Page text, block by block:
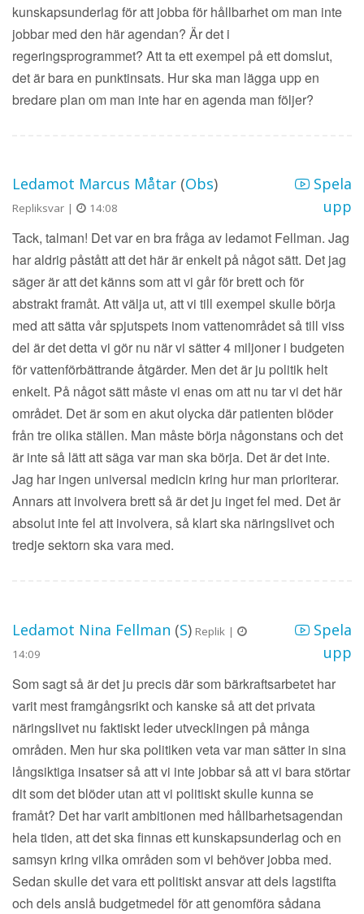
kunskapsunderlag för att jobba för hållbarhet om man inte
jobbar med den här agendan? Är det i
regeringsprogrammet? Att ta ett exempel på ett domslut,
det är bara en punktinsats. Hur ska man lägga upp en
bredare plan om man inte har en agenda man följer?
Ledamot Marcus Måtar (Obs)
Repliksvar | 14:08
Spela
upp
Tack, talman! Det var en bra fråga av ledamot Fellman. Jag
har aldrig påstått att det här är enkelt på något sätt. Det jag
säger är att det känns som att vi går för brett och för
abstrakt framåt. Att välja ut, att vi till exempel skulle börja
med att sätta vår spjutspets inom vattenområdet så till viss
del är det detta vi gör nu när vi sätter 4 miljoner i budgeten
för vattenförbättrande åtgärder. Men det är ju politik helt
enkelt. På något sätt måste vi enas om att nu tar vi det här
området. Det är som en akut olycka där patienten blöder
från tre olika ställen. Man måste börja någonstans och det
är inte så lätt att säga var man ska börja. Det är det inte.
Jag har ingen universal medicin kring hur man prioriterar.
Annars att involvera brett så är det ju inget fel med. Det är
absolut inte fel att involvera, så klart ska näringslivet och
tredje sektorn ska vara med.
Ledamot Nina Fellman (S) Replik |
14:09
Spela
upp
Som sagt så är det ju precis där som bärkraftsarbetet har
varit mest framgångsrikt och kanske så att det privata
näringslivet nu faktiskt leder utvecklingen på många
områden. Men hur ska politiken veta var man sätter in sina
långsiktiga insatser så att vi inte jobbar så att vi bara störtar
dit som det blöder utan att vi politiskt skulle kunna se
framåt? Det har varit ambitionen med hållbarhetsagendan
hela tiden, att det ska finnas ett kunskapsunderlag och en
samsyn kring vilka områden som vi behöver jobba med.
Sedan skulle det vara ett politiskt ansvar att dels lagstifta
och dels anslå budgetmedel för att genomföra sådana